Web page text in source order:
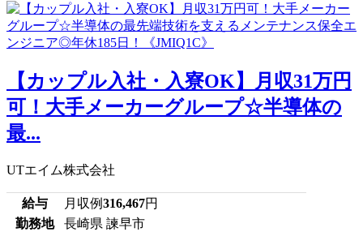
【カップル入社・入寮OK】月収31万円
可！大手メーカーグループ☆半導体の
最...
UTエイム株式会社
給与 月収例316,467円
勤務地
長崎県 諫早市